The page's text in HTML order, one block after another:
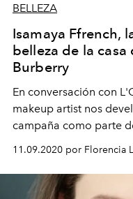
BELLEZA
Isamaya Ffrench,
belleza de la
Burberry
En conversación con
makeup artist nos
campaña como parte
la casa británica.
11.09.2020 por Florencia